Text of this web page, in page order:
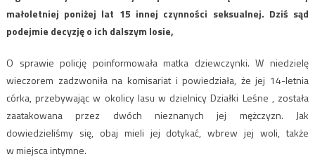
małoletniej poniżej lat 15 innej czynności seksualnej. Dziś sąd
podejmie decyzję o ich dalszym losie,
O sprawie policję poinformowała matka dziewczynki. W niedzielę
wieczorem zadzwoniła na komisariat i powiedziała, że jej 14-letnia
córka, przebywając w okolicy lasu w dzielnicy Działki Leśne , została
zaatakowana przez dwóch nieznanych jej mężczyzn. Jak
dowiedzieliśmy się, obaj mieli jej dotykać, wbrew jej woli, także
w miejsca intymne.